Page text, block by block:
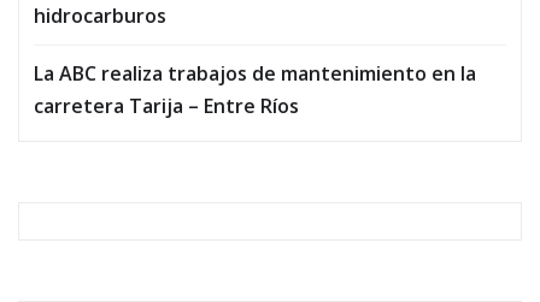
hidrocarburos
La ABC realiza trabajos de mantenimiento en la
carretera Tarija – Entre Ríos